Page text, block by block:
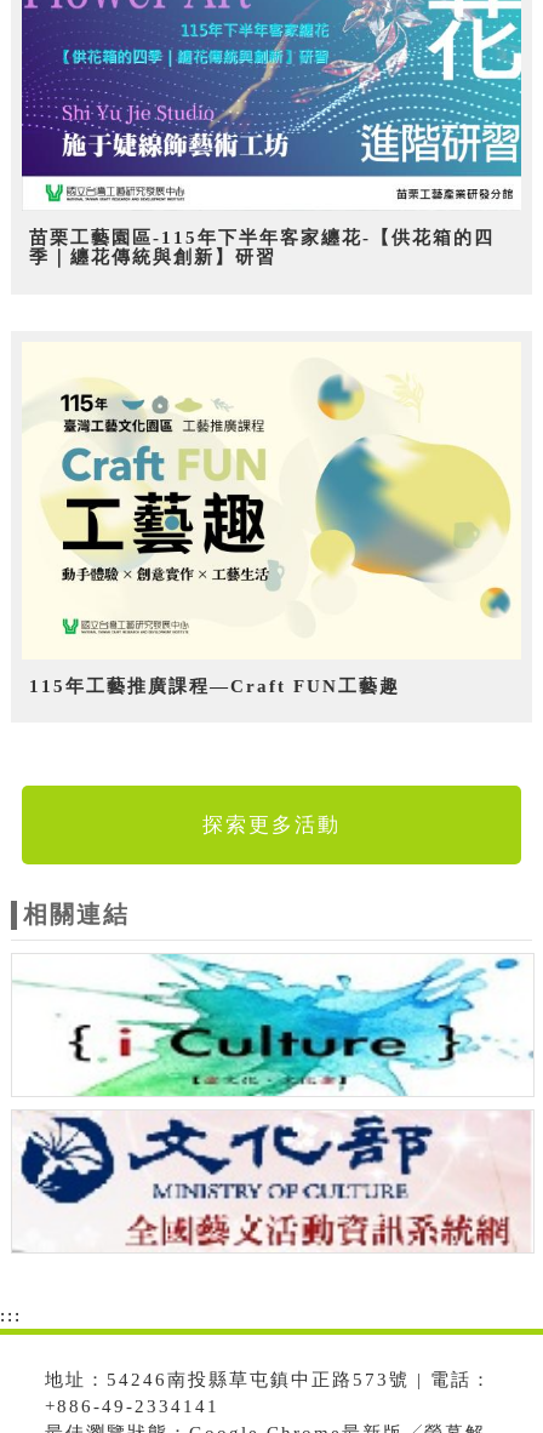
苗栗工藝園區-115年下半年客家纏花-【供花箱的四
季｜纏花傳統與創新】研習
115年工藝推廣課程—Craft FUN工藝趣
探索更多活動
相關連結
:::
地址：54246南投縣草屯鎮中正路573號 | 電話：
+886-49-2334141